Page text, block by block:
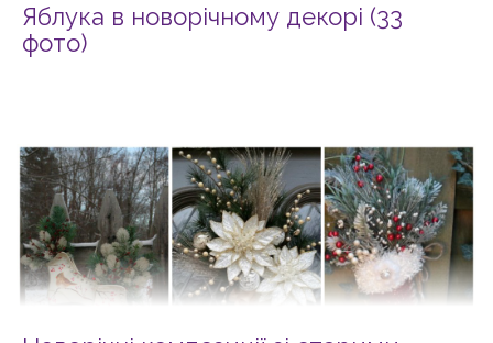
Яблука в новорічному декорі (33
фото)